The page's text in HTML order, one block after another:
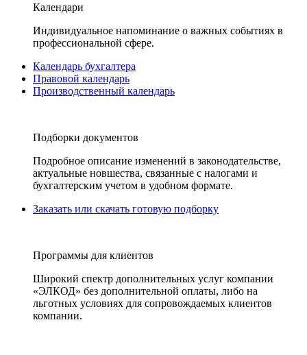
Календари
Индивидуальное напоминание о важных событиях в
профессиональной сфере.
Календарь бухгалтера
Правовой календарь
Производственный календарь
Подборки документов
Подробное описание изменений в законодательстве,
актуальные новшества, связанные с налогами и
бухгалтерским учетом в удобном формате.
Заказать или скачать готовую подборку
Программы для клиентов
Широкий спектр дополнительных услуг компании
«ЭЛКОД» без дополнительной оплаты, либо на
льготных условиях для сопровождаемых клиентов
компании.